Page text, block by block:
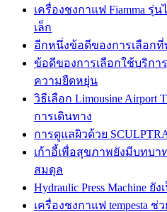
เครื่องชงกาแฟ Fiamma
เล็ก
อีกหนึ่งข้อดีของการเลือก
ข้อดีของการเลือกใช้บริกา
ความยืดหยุ่น
วิธีเลือก Limousine Airport
การเดินทาง
การดูแลผิวด้วย
เก้าอี้เพื่อสุขภาพยังมีบทบ
สมดุล
Hydraulic Press Machine
เครื่องชงกาแฟ tempesta